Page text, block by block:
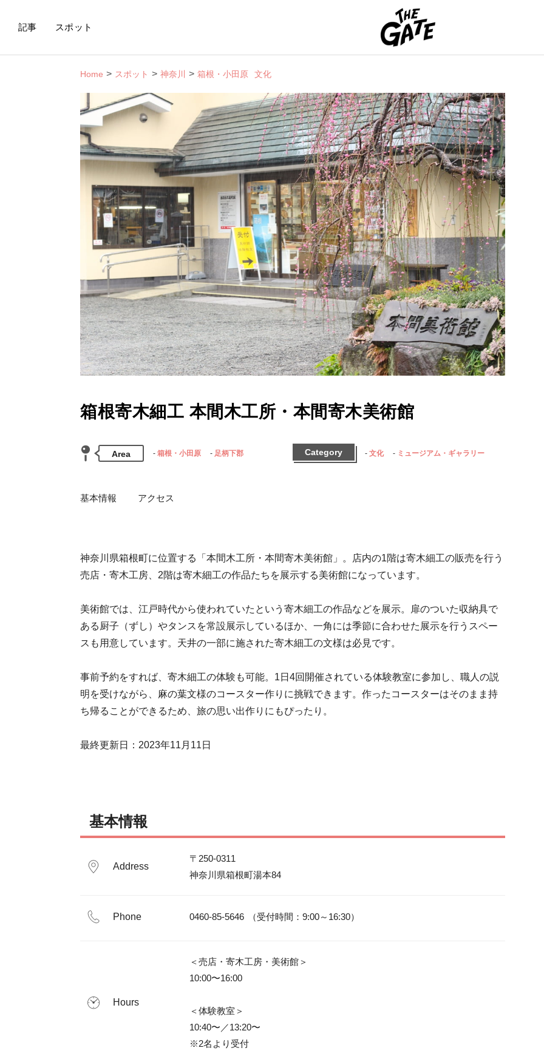
記事 スポット
Home スポット 神奈川 箱根・小田原 文化
箱根寄木細工 本間木工所・本間寄木美術館
Area 箱根・小田原 足柄下郡 Category 文化 ミュージアム・ギャラリー
基本情報 アクセス
神奈川県箱根町に位置する「本間木工所・本間寄木美術館」。店内の1階は寄木細工の販売を行う
売店・寄木工房、2階は寄木細工の作品たちを展示する美術館になっています。
美術館では、江戸時代から使われていたという寄木細工の作品などを展示。扉のついた収納具で
ある厨子（ずし）やタンスを常設展示しているほか、一角には季節に合わせた展示を行うスペー
スも用意しています。天井の一部に施された寄木細工の文様は必見です。
事前予約をすれば、寄木細工の体験も可能。1日4回開催されている体験教室に参加し、職人の説
明を受けながら、麻の葉文様のコースター作りに挑戦できます。作ったコースターはそのまま持
ち帰ることができるため、旅の思い出作りにもぴったり。
最終更新日：2023年11月11日
基本情報
Address
〒250-0311
神奈川県箱根町湯本84
Phone
Hours
＜売店・寄木工房・美術館＞
10:00〜16:00
＜体験教室＞
10:40〜／13:20〜
※2名より受付